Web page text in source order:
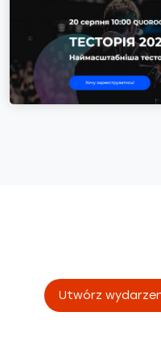
Utwórz